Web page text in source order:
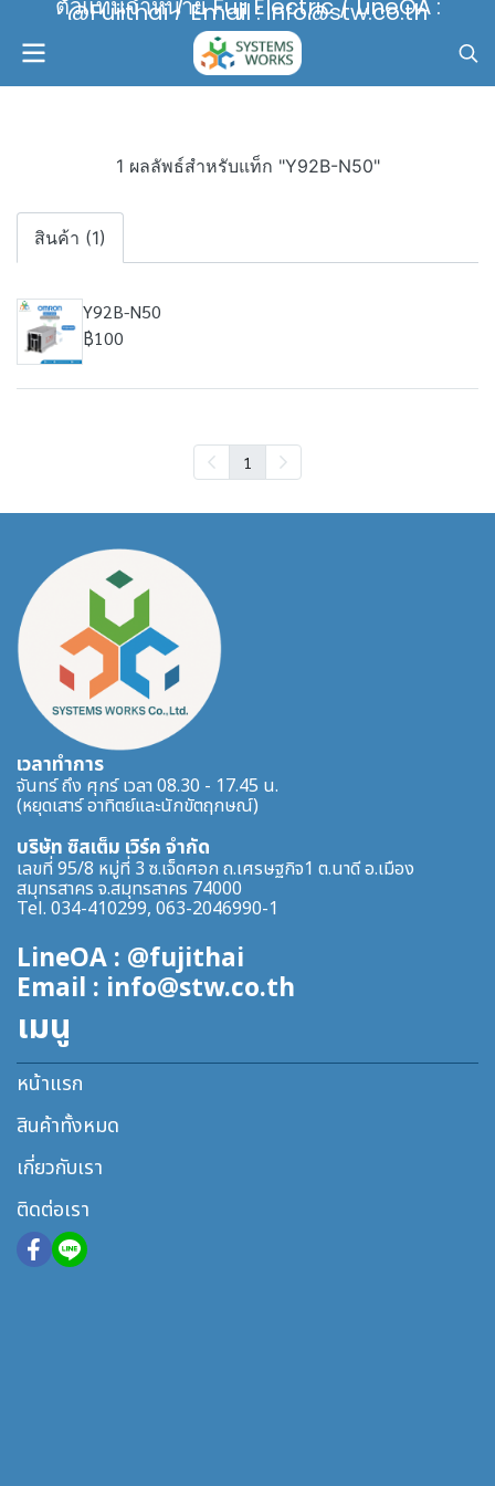
ตัวแทนจำหน่าย Fuji Electric / LineOA :
@Fujithai / Email : info@stw.co.th
1 ผลลัพธ์สำหรับแท็ก "Y92B-N50"
สินค้า (1)
Y92B-N50
฿100
1
เวลาทำการ
จันทร์ ถึง ศุกร์ เวลา 08.30 - 17.45 น.
(หยุดเสาร์ อาทิตย์และนักขัตฤกษณ์)
บริษัท ซิสเต็ม เวิร์ค จำกัด
เลขที่ 95/8 หมู่ที่ 3 ซ.เจ็ดศอก ถ.เศรษฐกิจ1 ต.นาดี อ.เมือง
สมุทรสาคร จ.สมุทรสาคร 74000
Tel. 034-410299, 063-2046990-1
LineOA : @fujithai
Email : info@stw.co.th
เมนู
หน้าแรก
สินค้าทั้งหมด
เกี่ยวกับเรา
ติดต่อเรา